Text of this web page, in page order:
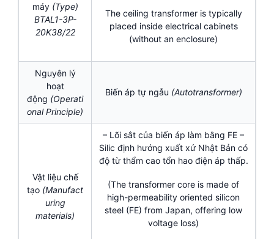
máy (Type)
BTAL1-3P-
20K38/22
The ceiling transformer is typically
placed inside electrical cabinets
(without an enclosure)
Nguyên lý
hoạt
động (Operati
onal Principle)
Biến áp tự ngẫu (Autotransformer)
Vật liệu chế
tạo (Manufact
uring
materials)
– Lõi sắt của biến áp làm bằng FE –
Silic định hướng xuất xứ Nhật Bản có
độ từ thẩm cao tổn hao điện áp thấp.
(The transformer core is made of
high-permeability oriented silicon
steel (FE) from Japan, offering low
voltage loss)